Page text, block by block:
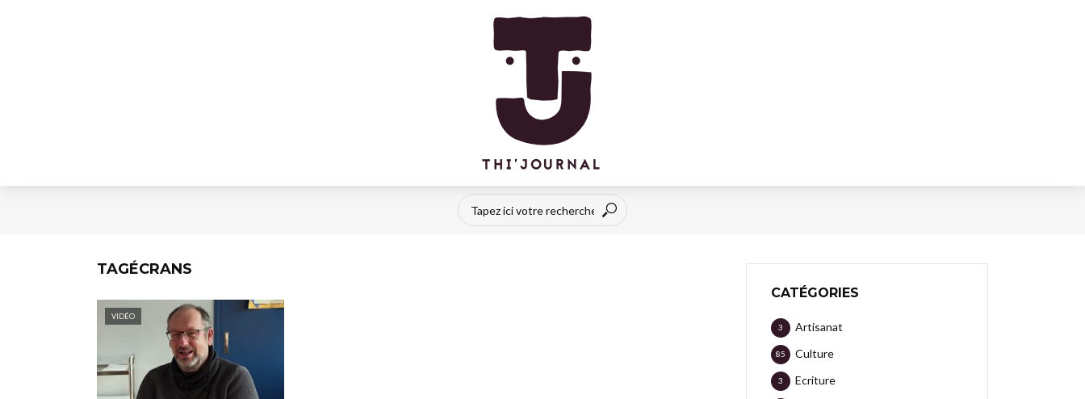
TAGÉCRANS
VIDÉO
CATÉGORIES
Artisanat
3
Culture
85
Ecriture
3